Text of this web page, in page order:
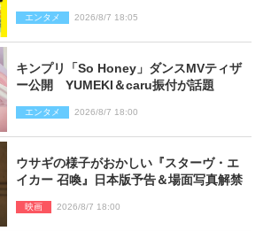
エンタメ 2026/8/7 18:05
キンプリ「So Honey」ダンスMVティザ
ー公開 YUMEKI＆caru振付が話題
エンタメ 2026/8/7 18:00
ウサギの様子がおかしい『スターヴ・エ
イカー 召喚』日本版予告＆場面写真解禁
映画 2026/8/7 18:00